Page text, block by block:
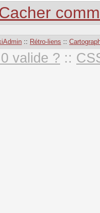
:: Rétro-liens ::
valide ? ::